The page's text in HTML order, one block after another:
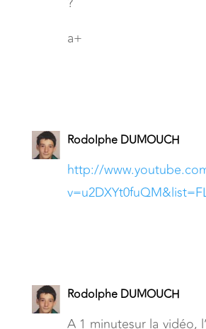
a+
Rodolphe DUMOUCH
http://
Rodolphe DUMOUCH
A 1 minutesur la vidéo,